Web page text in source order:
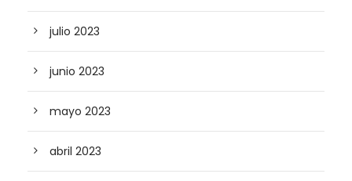
julio 2023
junio 2023
mayo 2023
abril 2023